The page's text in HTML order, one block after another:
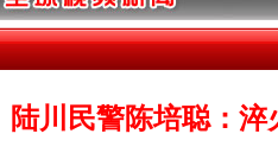
陆川民警陈培聪：